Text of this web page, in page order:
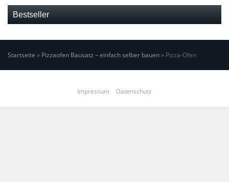
Bestseller
Startseite » Pizzaofen Bausatz – einfach selber bauen» Pizza-Ofen
Impressum Datenschutz